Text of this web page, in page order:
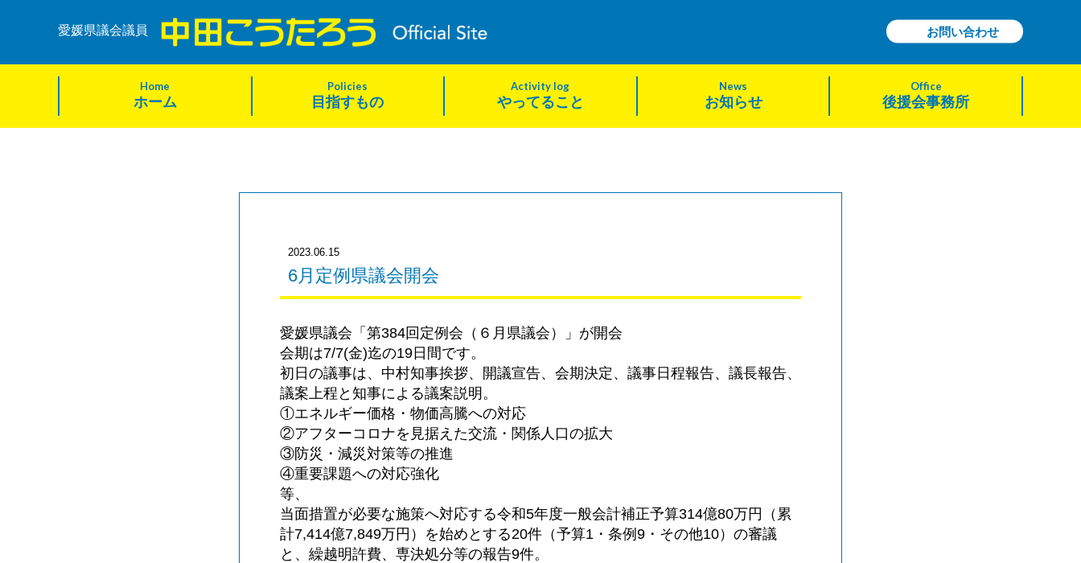
愛媛県議会議員 お問い合わせ
Home
ホーム
Policies
目指すもの
Activity log
やってること
News
お知らせ
Office
後援会事務所
2023.06.15
6月定例県議会開会
愛媛県議会「第384回定例会（６月県議会）」が開会
会期は7/7(金)迄の19日間です。
初日の議事は、中村知事挨拶、開議宣告、会期決定、議事日程報告、議長報告、
議案上程と知事による議案説明。
①エネルギー価格・物価高騰への対応
②アフターコロナを見据えた交流・関係人口の拡大
③防災・減災対策等の推進
④重要課題への対応強化
等、
当面措置が必要な施策へ対応する令和5年度一般会計補正予算314億80万円（累
計7,414億7,849万円）を始めとする20件（予算1・条例9・その他10）の審議
と、繰越明許費、専決処分等の報告9件。